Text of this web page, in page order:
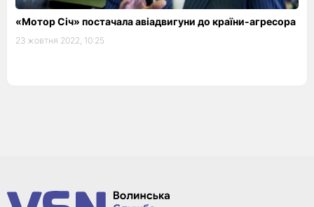
«Мотор Січ» постачала авіадвигуни до країни-агресора
23 жовтня 2022, 10:25